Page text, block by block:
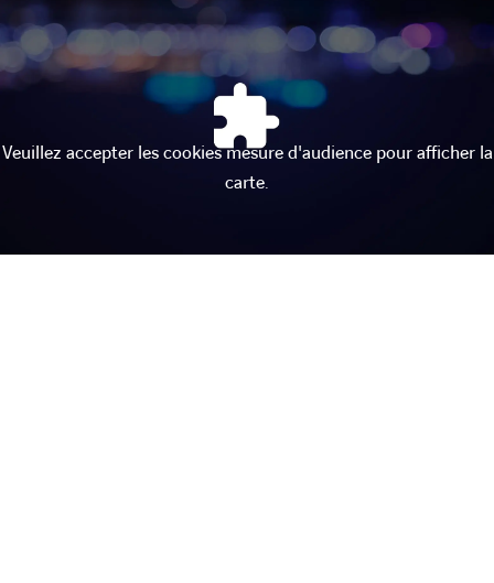
Veuillez accepter les cookies mesure d'audience pour afficher la
carte.